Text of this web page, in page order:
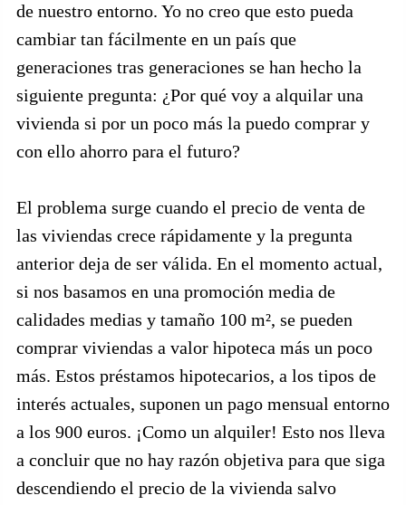
de nuestro entorno. Yo no creo que esto pueda
cambiar tan fácilmente en un país que
generaciones tras generaciones se han hecho la
siguiente pregunta: ¿Por qué voy a alquilar una
vivienda si por un poco más la puedo comprar y
con ello ahorro para el futuro?
El problema surge cuando el precio de venta de
las viviendas crece rápidamente y la pregunta
anterior deja de ser válida. En el momento actual,
si nos basamos en una promoción media de
calidades medias y tamaño 100 m², se pueden
comprar viviendas a valor hipoteca más un poco
más. Estos préstamos hipotecarios, a los tipos de
interés actuales, suponen un pago mensual entorno
a los 900 euros. ¡Como un alquiler! Esto nos lleva
a concluir que no hay razón objetiva para que siga
descendiendo el precio de la vivienda salvo